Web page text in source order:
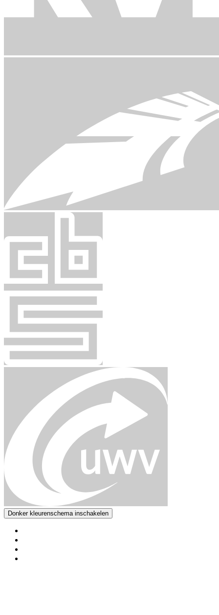
Donker kleurenschema inschakelen